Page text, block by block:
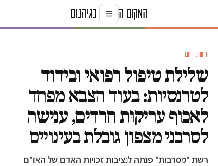
חדשות · חם
שלילת טיפול רפואי ובידוד
לטרנסיות: בעוד הצבא מפחד
לאכוף עריקוּת חרדים, ענישה
לסרבני מצפון גובלת בעינויים
רשת "מסרבות" פנתה לנציבות זכויות האדם של האו"ם